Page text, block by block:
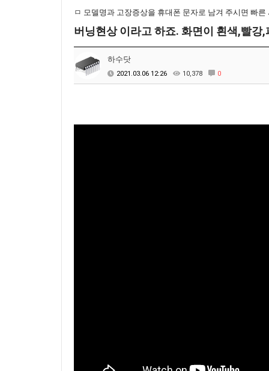
ㅁ 모델명과 고장증상을 휴대폰 문자로 남겨 주시면 빠
버닝현상 이라고 하죠. 화면이 흰색,빨강,
하수닷
2021.03.06 12:26 10,378 0